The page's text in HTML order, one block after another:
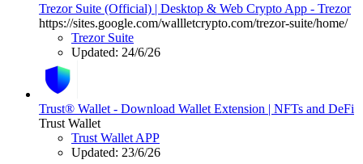
Trezor Suite (Official) | Desktop & Web Crypto App - Trezor
https://sites.google.com/wallletcrypto.com/trezor-suite/home/
Trezor Suite
Updated: 24/6/26
Trust® Wallet - Download Wallet Extension | NFTs and DeFi
Trust Wallet
Trust Wallet APP
Updated: 23/6/26